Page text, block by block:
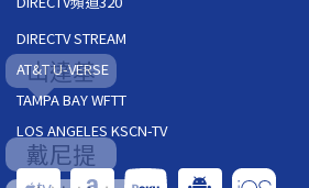
DIRECTV STREAM
AT&T U-VERSE
TAMPA BAY WFTT
LOS ANGELES KSCN-TV